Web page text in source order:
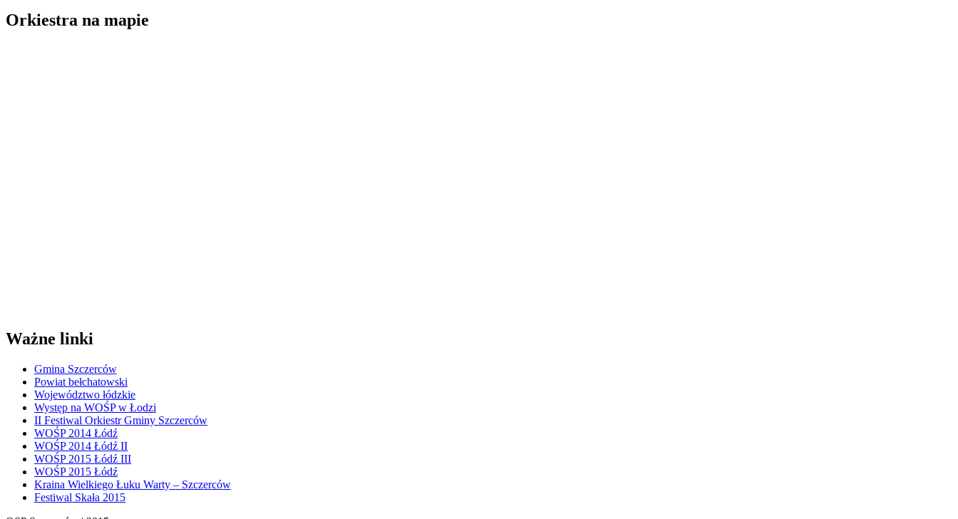
Orkiestra na mapie
Ważne linki
Gmina Szczerców
Powiat bełchatowski
Województwo łódzkie
Występ na WOŚP w Łodzi
II Festiwal Orkiestr Gminy Szczerców
WOŚP 2014 Łódź
WOŚP 2014 Łódź II
WOŚP 2015 Łódź III
WOŚP 2015 Łódź
Kraina Wielkiego Łuku Warty – Szczerców
Festiwal Skała 2015